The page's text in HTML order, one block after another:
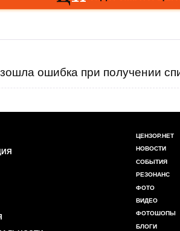
ошибка при получении
ЦЕНЗОР.НЕТ
НОВОСТИ
СОБЫТИЯ
РЕЗОНАНС
ФОТО
ВИДЕО
ФОТОШОПЫ
БЛОГИ